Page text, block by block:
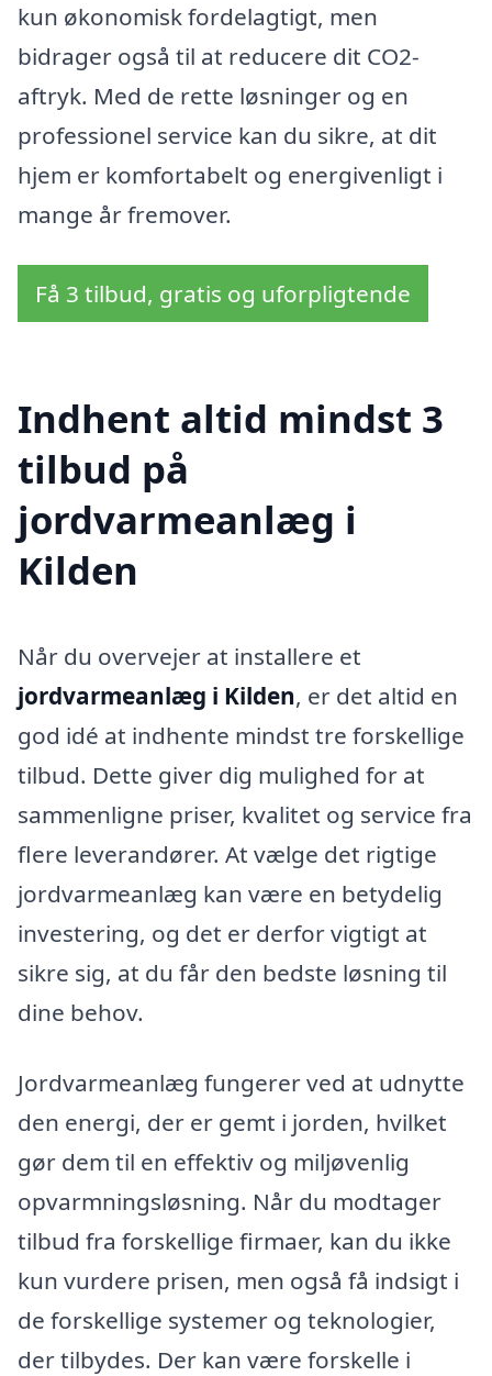
kun økonomisk fordelagtigt, men
bidrager også til at reducere dit CO2-
aftryk. Med de rette løsninger og en
professionel service kan du sikre, at dit
hjem er komfortabelt og energivenligt i
mange år fremover.
Få 3 tilbud, gratis og uforpligtende
Indhent altid mindst 3
tilbud på
jordvarmeanlæg i
Kilden
Når du overvejer at installere et
jordvarmeanlæg i Kilden, er det altid en
god idé at indhente mindst tre forskellige
tilbud. Dette giver dig mulighed for at
sammenligne priser, kvalitet og service fra
flere leverandører. At vælge det rigtige
jordvarmeanlæg kan være en betydelig
investering, og det er derfor vigtigt at
sikre sig, at du får den bedste løsning til
dine behov.
Jordvarmeanlæg fungerer ved at udnytte
den energi, der er gemt i jorden, hvilket
gør dem til en effektiv og miljøvenlig
opvarmningsløsning. Når du modtager
tilbud fra forskellige firmaer, kan du ikke
kun vurdere prisen, men også få indsigt i
de forskellige systemer og teknologier,
der tilbydes. Der kan være forskelle i